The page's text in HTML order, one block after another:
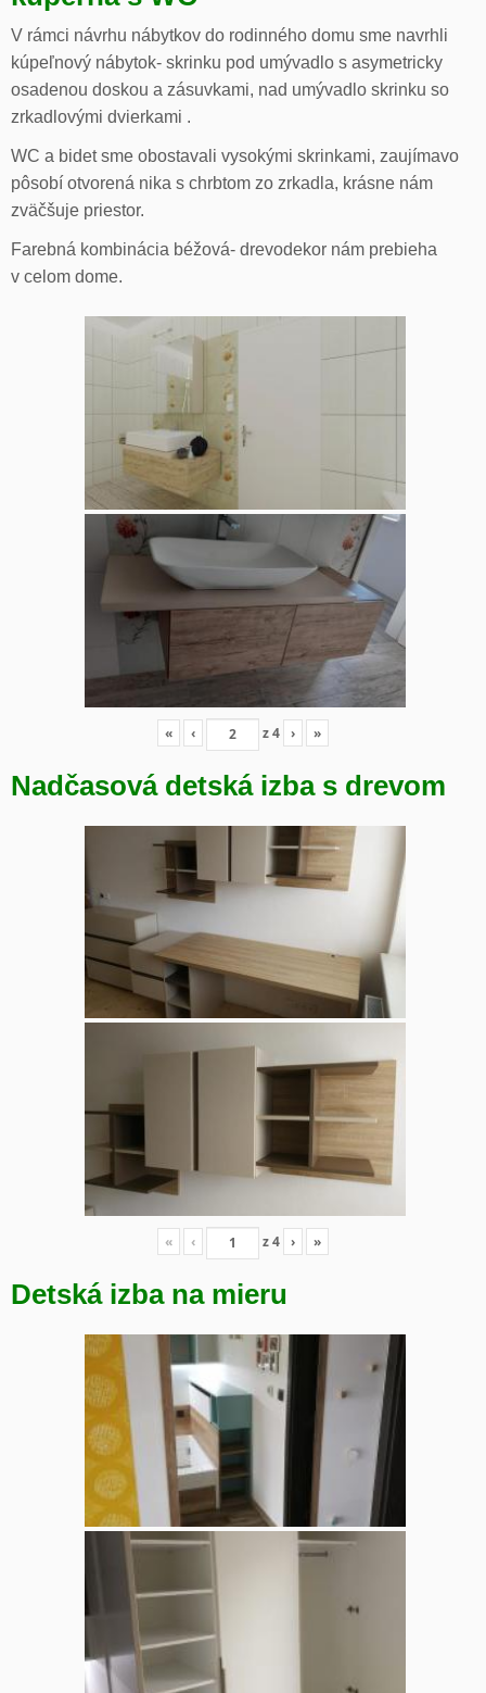
V rámci návrhu nábytkov do rodinného domu sme navrhli
kúpeľnový nábytok- skrinku pod umývadlo s asymetricky
osadenou doskou a zásuvkami, nad umývadlo skrinku so
zrkadlovými dvierkami .
WC a bidet sme obostavali vysokými skrinkami, zaujímavo
pôsobí otvorená nika s chrbtom zo zrkadla, krásne nám
zväčšuje priestor.
Farebná kombinácia béžová- drevodekor nám prebieha
v celom dome.
« ‹ z4 › »
Nadčasová detská izba s drevom
« ‹ z4 › »
Detská izba na mieru